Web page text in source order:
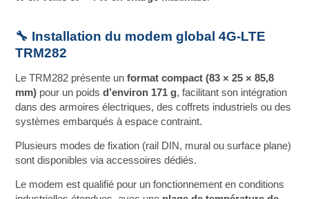
🔧 Installation du modem global 4G-LTE
TRM282
Le TRM282 présente unformat compact (83 × 25 × 85,8
mm) pour un poidsd’environ 171 g, facilitant son intégration
dans des armoires électriques, des coffrets industriels ou des
systèmes embarqués à espace contraint.
Plusieurs modes de fixation (rail DIN, mural ou surface plane)
sont disponibles via accessoires dédiés.
Le modem est qualifié pour un fonctionnement en conditions